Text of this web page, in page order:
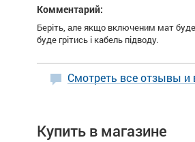
Комментарий:
Беріть, але якщо включеним мат буде
буде грітись і кабель підводу.
Смотреть все отзывы и
Купить в магазине